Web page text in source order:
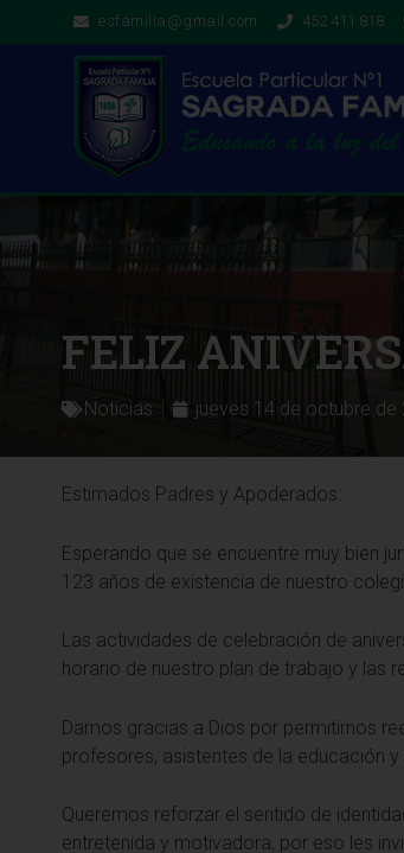
esfamilia@gmail.com 452 411 818
FELIZ
Noticias jueves 14 de octubre de
Estimados Padres y Apoderados:
Esperando que se encuentre muy bien
123 años de existencia de nuestro
Las actividades de celebración de
horario de nuestro plan de trabajo y las
Damos gracias a Dios por permitirnos
profesores, asistentes de la educación y
Queremos reforzar el sentido de
entretenida y motivadora, por eso les